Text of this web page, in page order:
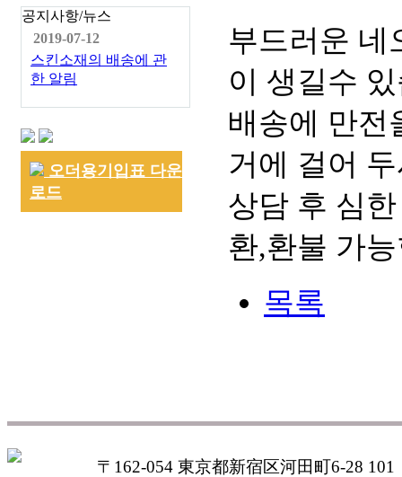
공지사항/뉴스
2019-07-12
스킨소재의 배송에 관
한 알림
오더용기입표 다운
로드
부드러운 네
이 생길수
배송에 만전
거에 걸어
상담 후 심
환,환불 가
목록
〒162-054 東京都新宿区河田町6-28 101